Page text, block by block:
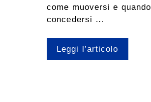
come muoversi e quando
concedersi …
Leggi l’articolo